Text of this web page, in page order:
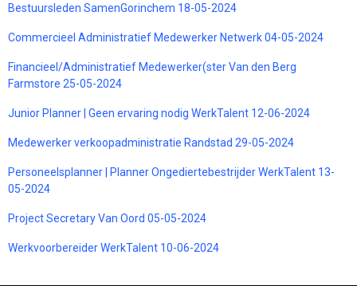
Bestuursleden SamenGorinchem 18-05-2024
Commercieel Administratief Medewerker Netwerk 04-05-2024
Financieel/Administratief Medewerker(ster Van den Berg
Farmstore 25-05-2024
Junior Planner | Geen ervaring nodig WerkTalent 12-06-2024
Medewerker verkoopadministratie Randstad 29-05-2024
Personeelsplanner | Planner Ongediertebestrijder WerkTalent 13-
05-2024
Project Secretary Van Oord 05-05-2024
Werkvoorbereider WerkTalent 10-06-2024